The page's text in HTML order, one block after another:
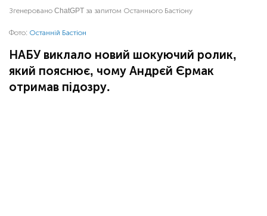
Згенеровано ChatGPT за запитом Останнього Бастіону
Фото: Останній Бастіон
НАБУ виклало новий шокуючий ролик,
який пояснює, чому Андрєй Єрмак
отримав підозру.